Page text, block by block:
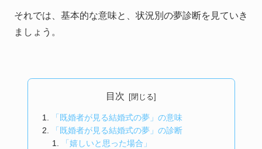
それでは、基本的な意味と、状況別の夢診断を見ていき
ましょう。
目次
「既婚者が見る結婚式の夢」の意味
「既婚者が見る結婚式の夢」の診断
「嬉しいと思った場合」